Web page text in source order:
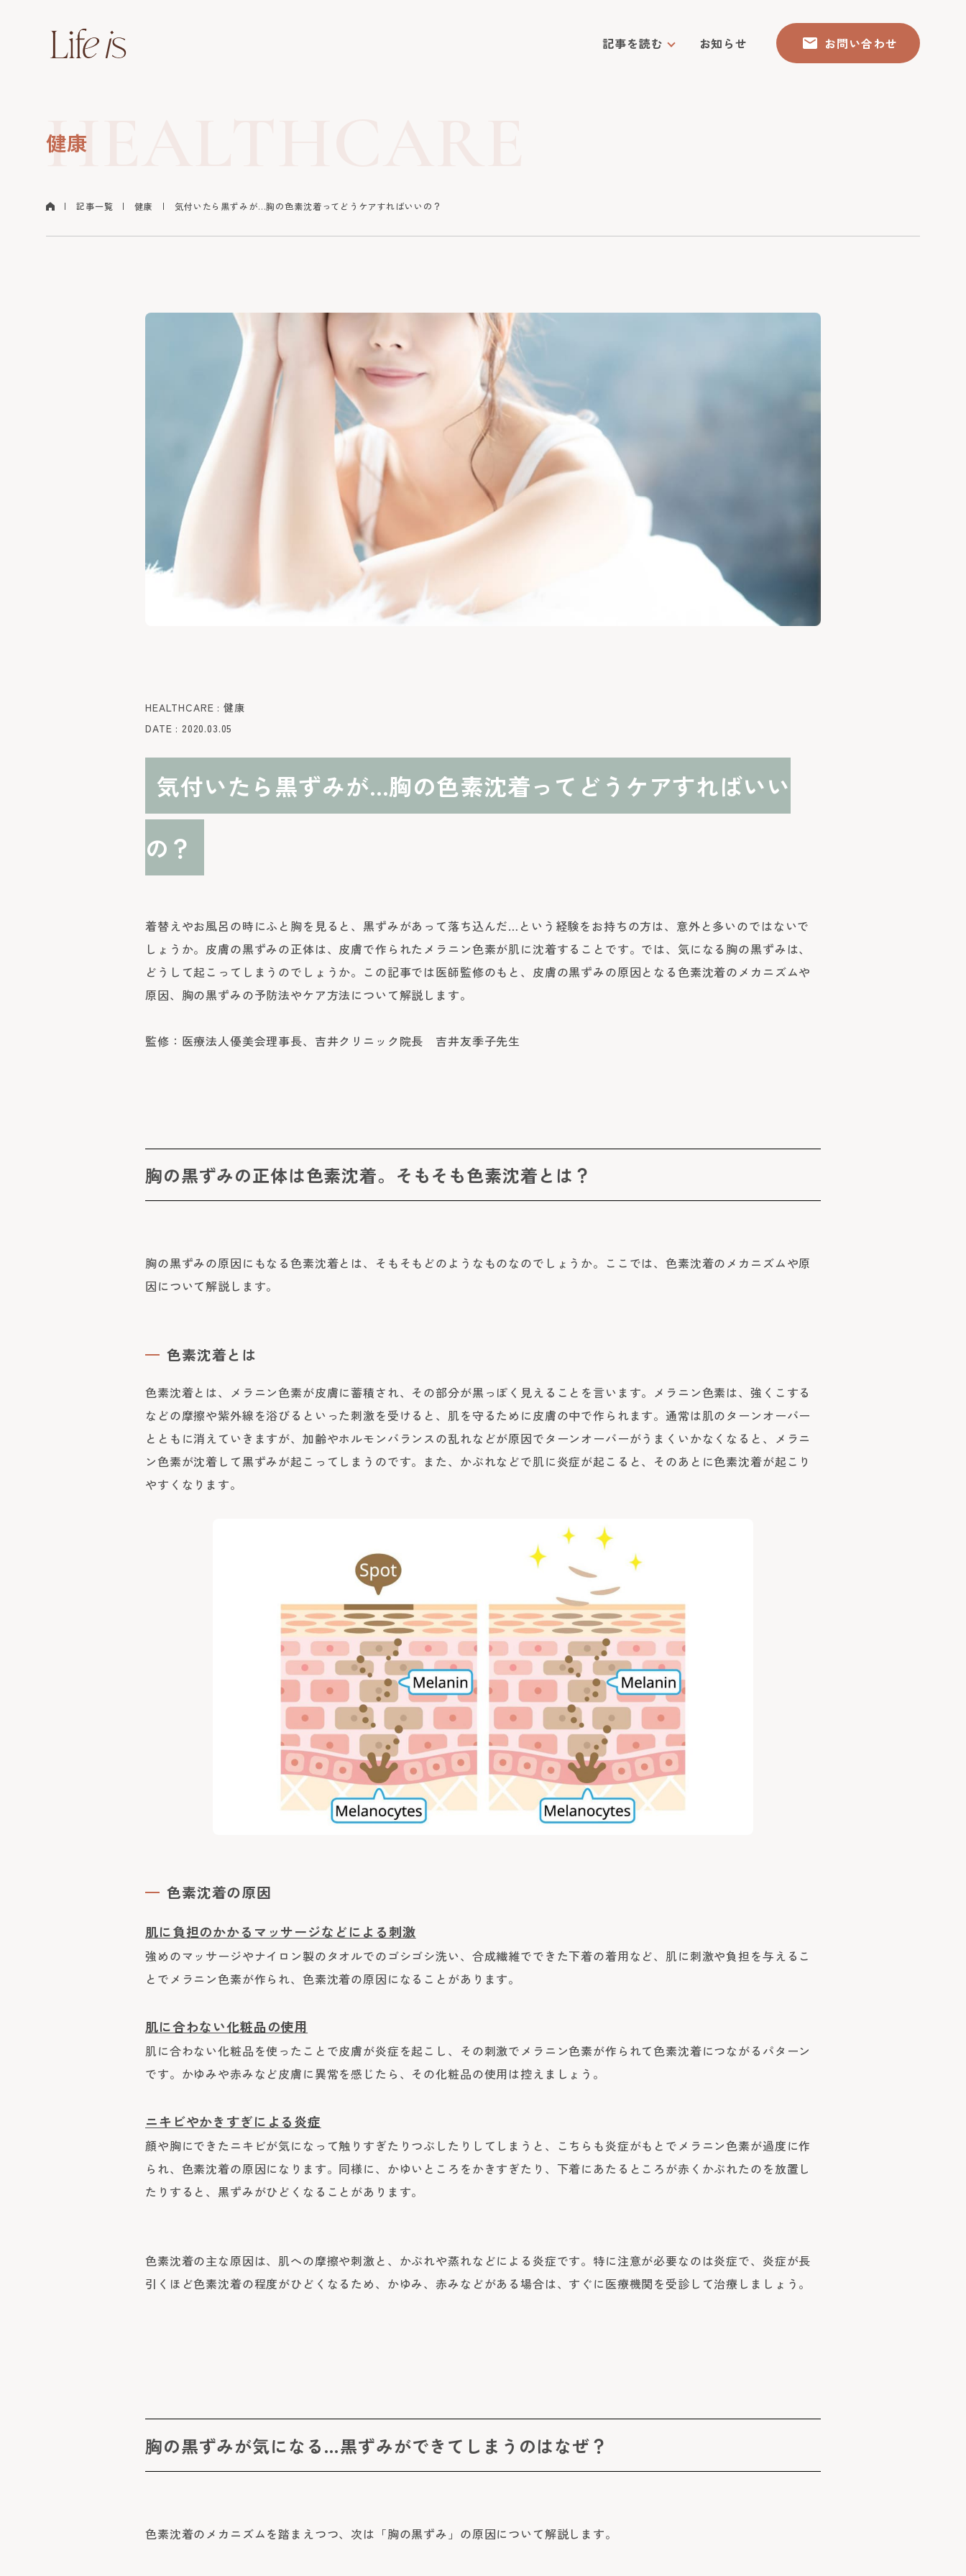
記事を読む お知らせ お問い合わせ
HEALTHCARE
健康
記事一覧 健康 気付いたら黒ずみが…胸の色素沈着ってどうケアすればいいの？
HEALTHCARE : 健康
DATE : 2020.03.05
気付いたら黒ずみが…胸の色素沈着ってどうケアすればいい
の？
着替えやお風呂の時にふと胸を見ると、黒ずみがあって落ち込んだ…という経験をお持ちの方は、意外と多いのではないで
しょうか。皮膚の黒ずみの正体は、皮膚で作られたメラニン色素が肌に沈着することです。では、気になる胸の黒ずみは、
どうして起こってしまうのでしょうか。この記事では医師監修のもと、皮膚の黒ずみの原因となる色素沈着のメカニズムや
原因、胸の黒ずみの予防法やケア方法について解説します。
監修：医療法人優美会理事長、吉井クリニック院長 吉井友季子先生
胸の黒ずみの正体は色素沈着。そもそも色素沈着とは？
胸の黒ずみの原因にもなる色素沈着とは、そもそもどのようなものなのでしょうか。ここでは、色素沈着のメカニズムや原
因について解説します。
色素沈着とは
色素沈着とは、メラニン色素が皮膚に蓄積され、その部分が黒っぽく見えることを言います。メラニン色素は、強くこする
などの摩擦や紫外線を浴びるといった刺激を受けると、肌を守るために皮膚の中で作られます。通常は肌のターンオーバー
とともに消えていきますが、加齢やホルモンバランスの乱れなどが原因でターンオーバーがうまくいかなくなると、メラニ
ン色素が沈着して黒ずみが起こってしまうのです。また、かぶれなどで肌に炎症が起こると、そのあとに色素沈着が起こり
やすくなります。
色素沈着の原因
肌に負担のかかるマッサージなどによる刺激
強めのマッサージやナイロン製のタオルでのゴシゴシ洗い、合成繊維でできた下着の着用など、肌に刺激や負担を与えるこ
とでメラニン色素が作られ、色素沈着の原因になることがあります。
肌に合わない化粧品の使用
肌に合わない化粧品を使ったことで皮膚が炎症を起こし、その刺激でメラニン色素が作られて色素沈着につながるパターン
です。かゆみや赤みなど皮膚に異常を感じたら、その化粧品の使用は控えましょう。
ニキビやかきすぎによる炎症
顔や胸にできたニキビが気になって触りすぎたりつぶしたりしてしまうと、こちらも炎症がもとでメラニン色素が過度に作
られ、色素沈着の原因になります。同様に、かゆいところをかきすぎたり、下着にあたるところが赤くかぶれたのを放置し
たりすると、黒ずみがひどくなることがあります。
色素沈着の主な原因は、肌への摩擦や刺激と、かぶれや蒸れなどによる炎症です。特に注意が必要なのは炎症で、炎症が長
引くほど色素沈着の程度がひどくなるため、かゆみ、赤みなどがある場合は、すぐに医療機関を受診して治療しましょう。
胸の黒ずみが気になる…黒ずみができてしまうのはなぜ？
色素沈着のメカニズムを踏まえつつ、次は「胸の黒ずみ」の原因について解説します。